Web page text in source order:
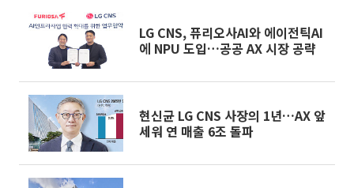
LG CNS, 퓨리오사AI와 에이전틱AI
에 NPU 도입…공공 AX 시장 공략
현신균 LG CNS 사장의 1년…AX 앞
세워 연 매출 6조 돌파